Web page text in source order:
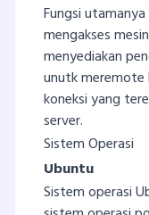
Fungsi
mengakses
menyediakan
unutk meremote
koneksi yang
server.
Sistem Operasi
Ubuntu
Sistem operasi